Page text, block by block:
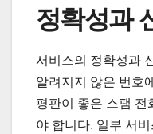
정확성과
서비스의 정확성과
알려지지 않은 번호
평판이 좋은 스팸 전
야 합니다. 일부 서